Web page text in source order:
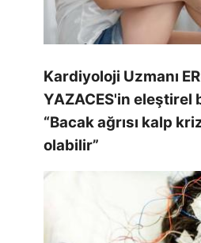
Kardiyoloji Uzmanı
YAZACES'in eleştirel
“Bacak ağrısı kalp
olabilir”